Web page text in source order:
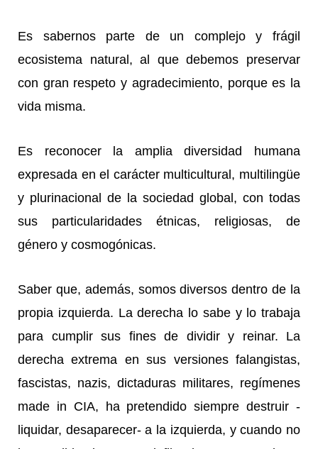
Es sabernos parte de un complejo y frágil
ecosistema natural, al que debemos preservar
con gran respeto y agradecimiento, porque es la
vida misma.
Es reconocer la amplia diversidad humana
expresada en el carácter multicultural, multilingüe
y plurinacional de la sociedad global, con todas
sus particularidades étnicas, religiosas, de
género y cosmogónicas.
Saber que, además, somos diversos dentro de la
propia izquierda. La derecha lo sabe y lo trabaja
para cumplir sus fines de dividir y reinar. La
derecha extrema en sus versiones falangistas,
fascistas, nazis, dictaduras militares, regímenes
made in CIA, ha pretendido siempre destruir -
liquidar, desaparecer- a la izquierda, y cuando no